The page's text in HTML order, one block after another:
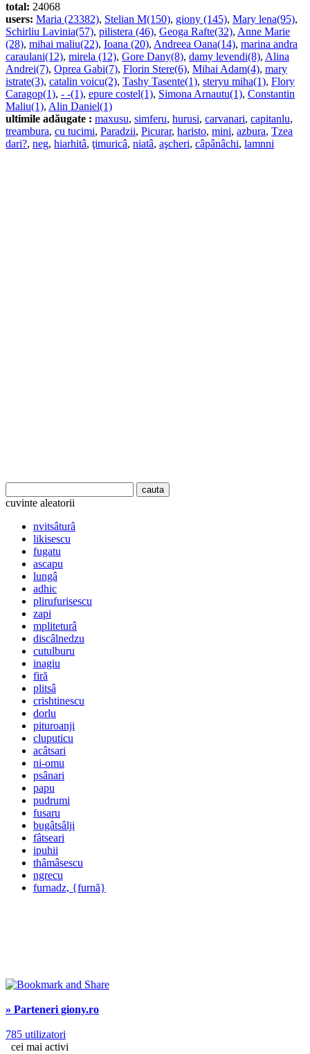
total: 24068
users: Maria (23382), Stelian M(150), giony (145), Mary lena(95),
Schirliu Lavinia(57), pilistera (46), Geoga Rafte(32), Anne Marie
(28), mihai maliu(22), Ioana (20), Andreea Oana(14), marina andra
caraulani(12), mirela (12), Gore Dany(8), damy levendi(8), Alina
Andrei(7), Oprea Gabi(7), Florin Stere(6), Mihai Adam(4), mary
istrate(3), catalin voicu(2), Tashy Tasente(1), steryu miha(1), Flory
Caragop(1), - -(1), epure costel(1), Simona Arnautu(1), Constantin
Maliu(1), Alin Daniel(1)
ultimile adăugate : maxusu, simferu, hurusi, carvanari, capitanlu,
treambura, cu tucimi, Paradzii, Picurar, haristo, mini, azbura, Tzea
dari?, neg, hiarhitâ, ţimuricâ, niatâ, aşcheri, câpânâchi, lamnni
cuvinte aleatorii
nvitsâturâ
likisescu
fugatu
ascapu
lungâ
adhic
plirufurisescu
zapi
mpliteturâ
discâlnedzu
cutulburu
inagiu
firă
plitsâ
crishtinescu
dorlu
pituroanji
cluputicu
acâtsari
ni-omu
psânari
papu
pudrumi
fusaru
bugâtsâlji
fâtseari
ipuhii
thâmâsescu
ngrecu
furnadz, {furnă}
» Parteneri giony.ro
785 utilizatori
cei mai activi